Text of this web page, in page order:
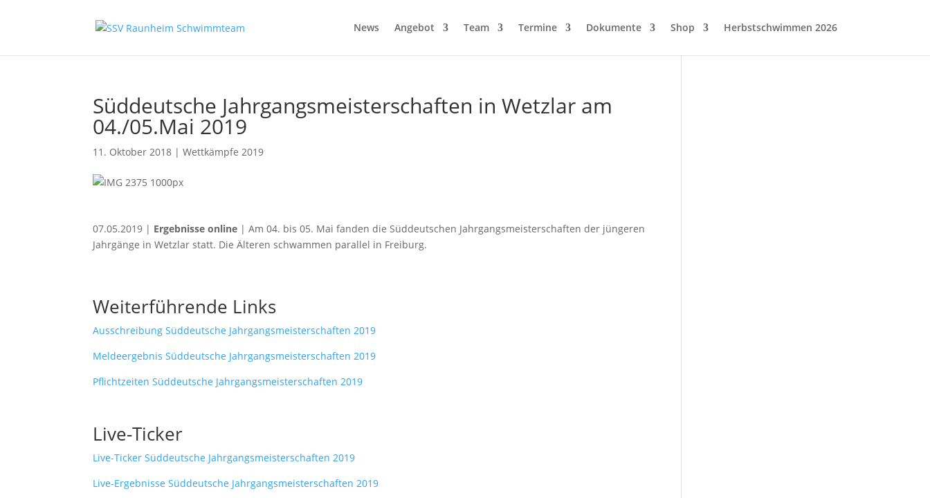
News Angebot Team Termine Dokumente Shop Herbstschwimmen 2026
Süddeutsche Jahrgangsmeisterschaften in Wetzlar am
04./05.Mai 2019
11. Oktober 2018 |Wettkämpfe 2019
07.05.2019 | Ergebnisse online | Am 04. bis 05. Mai fanden die Süddeutschen Jahrgangsmeisterschaften der jüngeren
Jahrgänge in Wetzlar statt. Die Älteren schwammen parallel in Freiburg.
Weiterführende Links
Ausschreibung Süddeutsche Jahrgangsmeisterschaften 2019
Meldeergebnis Süddeutsche Jahrgangsmeisterschaften 2019
Pflichtzeiten Süddeutsche Jahrgangsmeisterschaften 2019
Live-Ticker
Live-Ticker Süddeutsche Jahrgangsmeisterschaften 2019
Live-Ergebnisse Süddeutsche Jahrgangsmeisterschaften 2019